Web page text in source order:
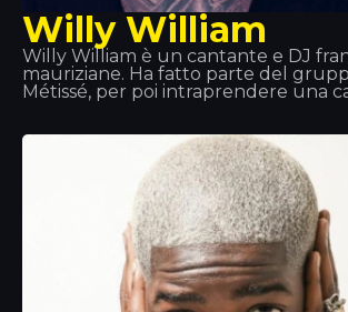
Willy William
Willy William è un cantante e DJ
mauriziane. Ha fatto parte del
Métissé, per poi intraprendere una
cura di DJ Assad. Nel novembre
pubblica “Ego”, che si posiziona tra i
venduti in Francia, Belgio e Italia. Nel
William forma un duo con il
Balvin e pubblicano “Mi Gente”. Il
2017 esce il remix di “Mi Gente” in
con Beyoncé.